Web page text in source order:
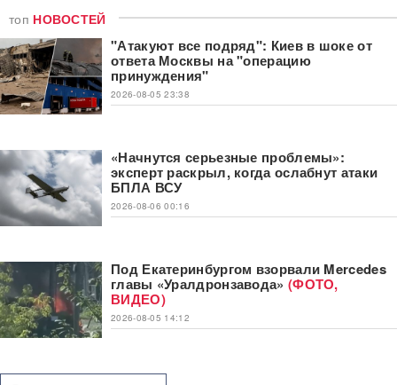
топ НОВОСТЕЙ
"Атакуют все подряд": Киев в шоке от
ответа Москвы на "операцию
принуждения"
2026-08-05 23:38
«Начнутся серьезные проблемы»:
эксперт раскрыл, когда ослабнут атаки
БПЛА ВСУ
2026-08-06 00:16
Под Екатеринбургом взорвали Mercedes
главы «Уралдронзавода» (ФОТО,
ВИДЕО)
2026-08-05 14:12